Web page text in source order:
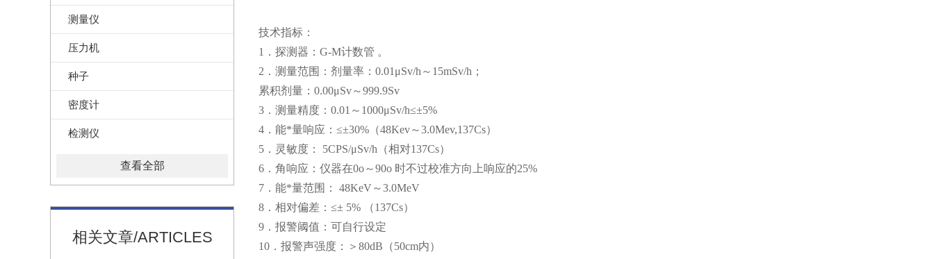
测量仪
压力机
种子
密度计
检测仪
查看全部
相关文章/ARTICLES
技术指标：
1．探测器：G-M计数管 。
2．测量范围：剂量率：0.01μSv/h～15mSv/h；
累积剂量：0.00μSv～999.9Sv
3．测量精度：0.01～1000μSv/h≤±5%
4．能*量响应：≤±30%（48Kev～3.0Mev,137Cs）
5．灵敏度： 5CPS/μSv/h（相对137Cs）
6．角响应：仪器在0o～90o 时不过校准方向上响应的25%
7．能*量范围： 48KeV～3.0MeV
8．相对偏差：≤± 5% （137Cs）
9．报警阈值：可自行设定
10．报警声强度：＞80dB（50cm内）